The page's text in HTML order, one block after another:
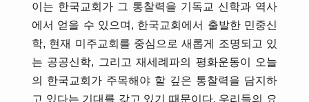
이는 한국교회가 그 통찰력을 기독교 신학과 역사
에서 얻을 수 있으며, 한국교회에서 출발한 민중신
학, 현재 미주교회를 중심으로 새롭게 조명되고 있
는 공공신학, 그리고 재세례파의 평화운동이 오늘
의 한국교회가 주목해야 할 깊은 통찰력을 담지하
고 있다는 기대를 갖고 있기 때문이다. 우리들의 요